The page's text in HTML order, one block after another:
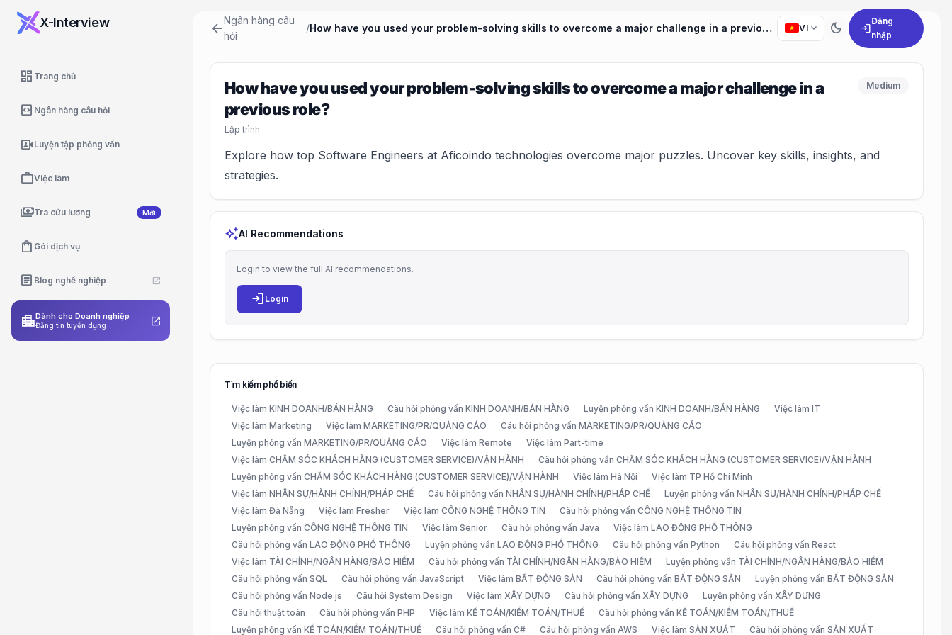
X-Interview
dashboard Trang chủ
code_blocks Ngân hàng câu hỏi
video_camera_frontLuyện tập phỏng vấn
workViệc làm
paymentsTra cứu lương Mới
shopping_bag Gói dịch vụ
article Blog nghề nghiệp open_in_new
apartmentDành cho Doanh nghiệp
Đăng tin tuyển dụng open_in_new
arrow_backNgân hàng câu
hỏi
/ How have you used your problem-solving skills to overcome a major challenge in a previous role? VIexpand_more dark_mode login
Đăng
nhập
How have you used your problem-solving skills to overcome a major challenge in a
previous role?
Lập trình
Medium
Explore how top Software Engineers at Aficoindo technologies overcome major puzzles. Uncover key skills, insights, and
strategies.
auto_awesomeAI Recommendations
Login to view the full AI recommendations.
login Login
Tìm kiếm phổ biến
Việc làm KINH DOANH/BÁN HÀNG Câu hỏi phỏng vấn KINH DOANH/BÁN HÀNG Luyện phỏng vấn KINH DOANH/BÁN HÀNG
Việc làm IT
Việc làm Marketing
Việc làm MARKETING/PR/QUẢNG CÁO
Câu hỏi phỏng vấn MARKETING/PR/QUẢNG CÁO
Luyện phỏng vấn MARKETING/PR/QUẢNG CÁO
Việc làm Remote
Việc làm Part-time
Việc làm CHĂM SÓC KHÁCH HÀNG (CUSTOMER SERVICE)/VẬN HÀNH
Câu hỏi phỏng vấn CHĂM SÓC KHÁCH HÀNG (CUSTOMER SERVICE)/VẬN HÀNH
Luyện phỏng vấn CHĂM SÓC KHÁCH HÀNG (CUSTOMER SERVICE)/VẬN HÀNH
Việc làm Hà Nội
Việc làm TP Hồ Chí Minh
Việc làm NHÂN SỰ/HÀNH CHÍNH/PHÁP CHẾ
Câu hỏi phỏng vấn NHÂN SỰ/HÀNH CHÍNH/PHÁP CHẾ
Luyện phỏng vấn NHÂN SỰ/HÀNH CHÍNH/PHÁP CHẾ
Việc làm Đà Nẵng
Việc làm Fresher Việc làm CÔNG NGHỆ THÔNG TIN
Câu hỏi phỏng vấn CÔNG NGHỆ THÔNG TIN
Luyện phỏng vấn CÔNG NGHỆ THÔNG TIN
Việc làm Senior Câu hỏi phỏng vấn Java
Việc làm LAO ĐỘNG PHỔ THÔNG
Câu hỏi phỏng vấn LAO ĐỘNG PHỔ THÔNG
Luyện phỏng vấn LAO ĐỘNG PHỔ THÔNG Câu hỏi phỏng vấn Python
Câu hỏi phỏng vấn React
Việc làm TÀI CHÍNH/NGÂN HÀNG/BẢO HIỂM
Câu hỏi phỏng vấn TÀI CHÍNH/NGÂN HÀNG/BẢO HIỂM
Luyện phỏng vấn TÀI CHÍNH/NGÂN HÀNG/BẢO HIỂM
Câu hỏi phỏng vấn SQL
Câu hỏi phỏng vấn JavaScript Việc làm BẤT ĐỘNG SẢN Câu hỏi phỏng vấn BẤT ĐỘNG SẢN
Luyện phỏng vấn BẤT ĐỘNG SẢN
Câu hỏi phỏng vấn Node.js
Câu hỏi System Design Việc làm XÂY DỰNG Câu hỏi phỏng vấn XÂY DỰNG
Luyện phỏng vấn XÂY DỰNG
Câu hỏi thuật toán
Câu hỏi phỏng vấn PHP Việc làm KẾ TOÁN/KIỂM TOÁN/THUẾ
Câu hỏi phỏng vấn KẾ TOÁN/KIỂM TOÁN/THUẾ
Luyện phỏng vấn KẾ TOÁN/KIỂM TOÁN/THUẾ
Câu hỏi phỏng vấn C# Câu hỏi phỏng vấn AWS Việc làm SẢN XUẤT Câu hỏi phỏng vấn SẢN XUẤT